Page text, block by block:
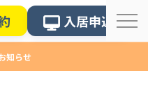
入居申込
知らせ